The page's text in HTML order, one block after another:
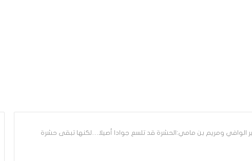
الوافي ومريم بن مامي:الحشرة قد تلسع جوادا أصيلا…لكنها تبقى حشرة